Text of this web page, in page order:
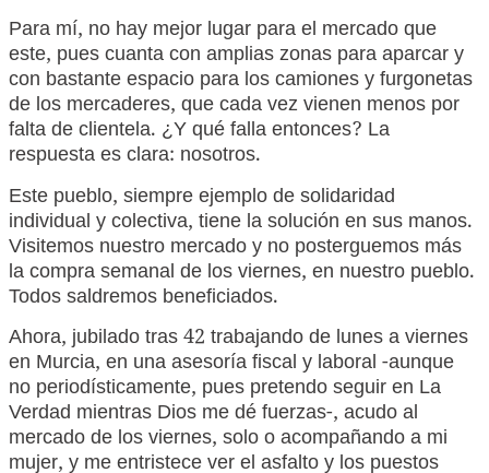
Para mí, no hay mejor lugar para el mercado que
este, pues cuanta con amplias zonas para aparcar y
con bastante espacio para los camiones y furgonetas
de los mercaderes, que cada vez vienen menos por
falta de clientela. ¿Y qué falla entonces? La
respuesta es clara: nosotros.
Este pueblo, siempre ejemplo de solidaridad
individual y colectiva, tiene la solución en sus manos.
Visitemos nuestro mercado y no posterguemos más
la compra semanal de los viernes, en nuestro pueblo.
Todos saldremos beneficiados.
Ahora, jubilado tras 42 trabajando de lunes a viernes
en Murcia, en una asesoría fiscal y laboral -aunque
no periodísticamente, pues pretendo seguir en La
Verdad mientras Dios me dé fuerzas-, acudo al
mercado de los viernes, solo o acompañando a mi
mujer, y me entristece ver el asfalto y los puestos